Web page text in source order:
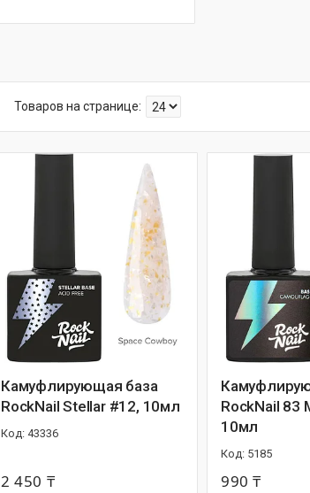
Камуфлирующая база
RockNail Stellar #12, 10мл
43336
2 450 ₸
RockNail 83
10мл
5185
990 ₸